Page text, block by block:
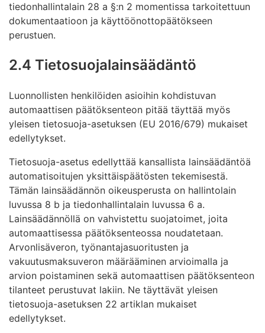
tiedonhallintalain 28 a §:n 2 momentissa tarkoitettuun
dokumentaatioon ja käyttöönottopäätökseen
perustuen.
2.4 Tietosuojalainsäädäntö
Luonnollisten henkilöiden asioihin kohdistuvan
automaattisen päätöksenteon pitää täyttää myös
yleisen tietosuoja-asetuksen (EU 2016/679) mukaiset
edellytykset.
Tietosuoja-asetus edellyttää kansallista lainsäädäntöä
automatisoitujen yksittäispäätösten tekemisestä.
Tämän lainsäädännön oikeusperusta on hallintolain
luvussa 8 b ja tiedonhallintalain luvussa 6 a.
Lainsäädännöllä on vahvistettu suojatoimet, joita
automaattisessa päätöksenteossa noudatetaan.
Arvonlisäveron, työnantajasuoritusten ja
vakuutusmaksuveron määrääminen arvioimalla ja
arvion poistaminen sekä automaattisen päätöksenteon
tilanteet perustuvat lakiin. Ne täyttävät yleisen
tietosuoja-asetuksen 22 artiklan mukaiset
edellytykset.